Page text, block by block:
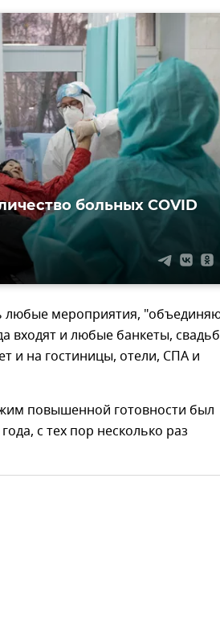
больных COVID
любые мероприятия,
входят и любые банкеты,
и на гостиницы, отели, СПА и
повышенной готовности был
с тех пор несколько раз